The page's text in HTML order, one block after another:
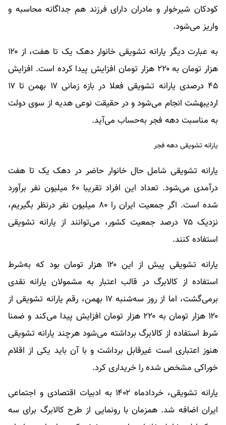
کودکان شیرخوار و مادران دارای فرزند هم جداگانه محاسبه و
واریز می‌شود.
به عبارت دیگر یارانه تشویقی خانوار دهک یک تا هفت، از ۱۲۰
هزار تومان به ۲۲۰ هزار تومان افزایش پیدا کرده است. افزایش
۴۵ درصدی یارانه تشویقی فعلا در بازه زمانی ۱۷ بهمن تا ۱۷
اردیبهشت انجام می‌شود و در حقیقت نوعی هدیه از سوی دولت
به مناسبت دهه فجر به‌حساب می‌آید.
یارانه تشویقی دهه فجر
یارانه تشویقی شامل حال خانوار حاضر در دهک یک تا هفت
درآمدی می‌شود. تعداد این افراد تقریبا ۶۰ میلیون نفر برآورد
شده است. اگر جمعیت ایران را ۸۰ میلیون نفر درنظر بگیریم،
نزدیک ۷۵ درصد جمعیت کشور، می‌توانند از یارانه تشویقی
استفاده کنند.
یارانه تشویقی پیش از این ۱۲۰ هزار تومان بود که به‌شرط
استفاده از کالابرگ در قالب اعتبار به مشمولان یارانه نقدی
برمی‌گشت، اما از روز سه‌شنبه ۱۷ بهمن، رقم یارانه تشویقی از
۱۲۰ هزار تومان به ۲۲۰ هزار تومان افزایش پیدا می‌کند و ضمنا
شرط استفاده از کالابرگ برداشته می‌شود هرچند یارانه تشویقی
هنوز اعتباری است غیرقابل برداشت و با آن باید یکی از اقلام
خوراکی مشخص شده را خریداری کرد.
یارانه تشویقی، خردادماه ۱۴۰۲ به ادبیات اقتصادی و اجتماعی
ایران اضافه شد. همزمان با رونمایی از طرح کالابرگ برای سه